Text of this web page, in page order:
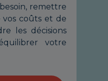
remettre
coûts et de
les décisions
votre